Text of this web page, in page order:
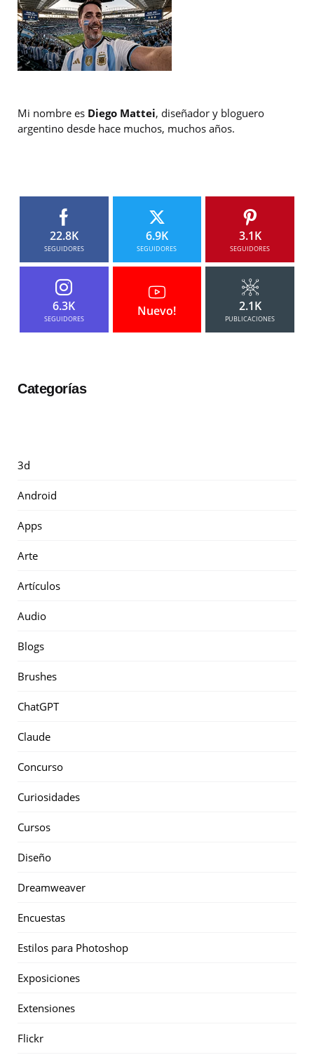
Mi nombre es Diego Mattei, diseñador y bloguero
argentino desde hace muchos, muchos años.
22.8K
SEGUIDORES
6.9K
SEGUIDORES
3.1K
SEGUIDORES
6.3K
SEGUIDORES
Nuevo! 2.1K
PUBLICACIONES
Categorías
3d
Android
Apps
Arte
Artículos
Audio
Blogs
Brushes
ChatGPT
Claude
Concurso
Curiosidades
Cursos
Diseño
Dreamweaver
Encuestas
Estilos para Photoshop
Exposiciones
Extensiones
Flickr